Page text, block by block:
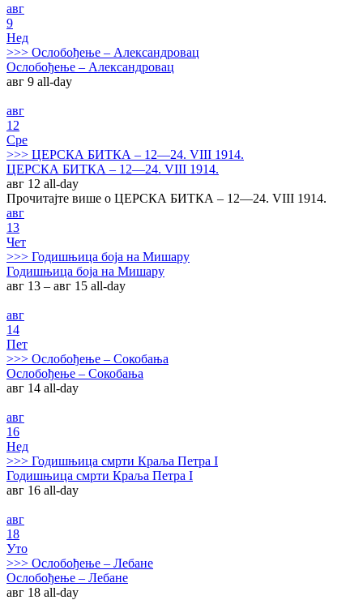
авг
9
Нед
>>> Ослобођење – Александровац
Ослобођење – Александровац
авг 9 all-day
авг
12
Сре
>>> ЦЕРСКА БИТКА – 12—24. VIII 1914.
ЦЕРСКА БИТКА – 12—24. VIII 1914.
авг 12 all-day
Прочитајте више о ЦЕРСКА БИТКА – 12—24. VIII 1914.
авг
13
Чет
>>> Годишњица боја на Мишару
Годишњица боја на Мишару
авг 13 – авг 15 all-day
авг
14
Пет
>>> Ослобођење – Сокобања
Ослобођење – Сокобања
авг 14 all-day
авг
16
Нед
>>> Годишњица смрти Краља Петра I
Годишњица смрти Краља Петра I
авг 16 all-day
авг
18
Уто
>>> Ослобођење – Лебане
Ослобођење – Лебане
авг 18 all-day